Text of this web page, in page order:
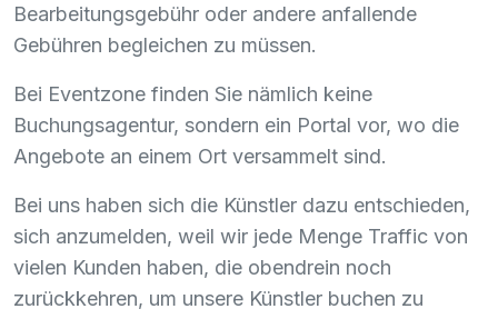
Bearbeitungsgebühr oder andere anfallende
Gebühren begleichen zu müssen.
Bei Eventzone finden Sie nämlich keine
Buchungsagentur, sondern ein Portal vor, wo die
Angebote an einem Ort versammelt sind.
Bei uns haben sich die Künstler dazu entschieden,
sich anzumelden, weil wir jede Menge Traffic von
vielen Kunden haben, die obendrein noch
zurückkehren, um unsere Künstler buchen zu